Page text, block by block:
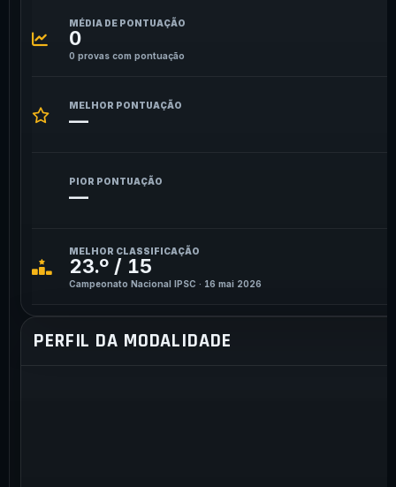
MÉDIA DE PONTUAÇÃO
0
0 provas com pontuação
MELHOR PONTUAÇÃO
—
PIOR PONTUAÇÃO
—
MELHOR CLASSIFICAÇÃO
23.º / 15
Campeonato Nacional IPSC · 16 mai 2026
PERFIL DA MODALIDADE